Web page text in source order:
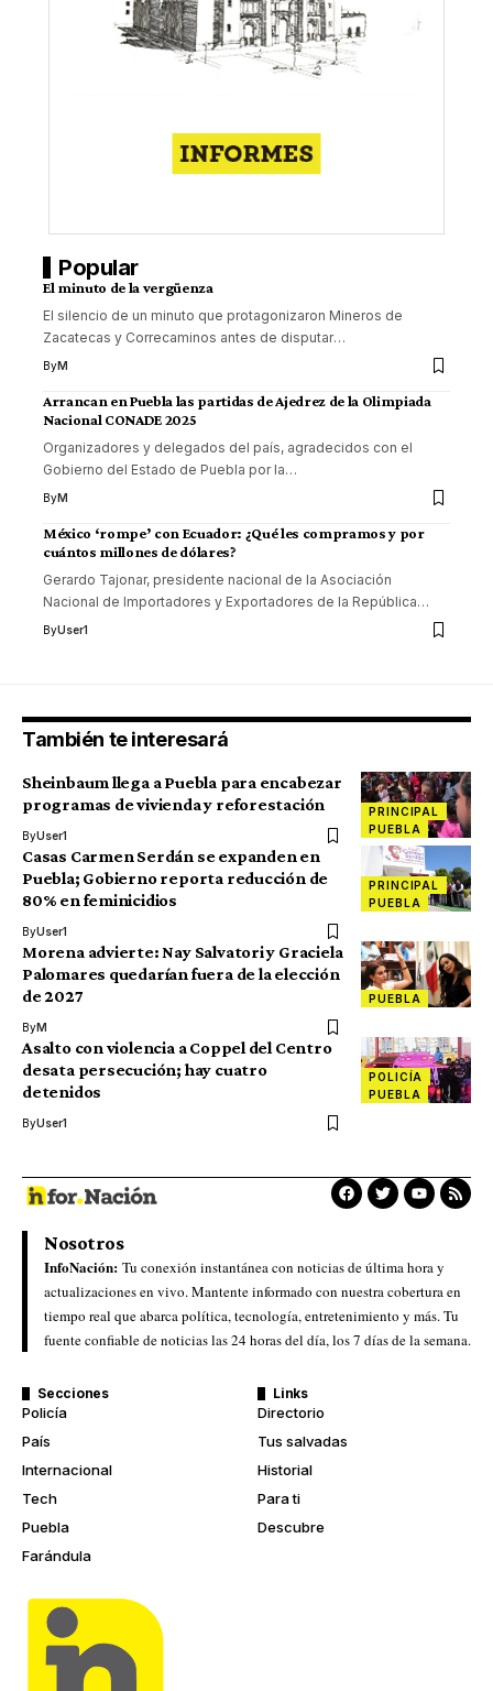
Popular
El minuto de la vergüenza
El silencio de un minuto que protagonizaron Mineros de
Zacatecas y Correcaminos antes de disputar…
ByM
Arrancan en Puebla las partidas de Ajedrez de la Olimpiada
Nacional CONADE 2025
Organizadores y delegados del país, agradecidos con el
Gobierno del Estado de Puebla por la…
ByM
México ‘rompe’ con Ecuador: ¿Qué les compramos y por
cuántos millones de dólares?
Gerardo Tajonar, presidente nacional de la Asociación
Nacional de Importadores y Exportadores de la República…
ByUser1
También te interesará
PRINCIPAL
PUEBLA
Sheinbaum llega a Puebla para encabezar
programas de vivienda y reforestación
ByUser1
PRINCIPAL
PUEBLA
Casas Carmen Serdán se expanden en
Puebla; Gobierno reporta reducción de
80% en feminicidios
ByUser1
PUEBLA
Morena advierte: Nay Salvatori y Graciela
Palomares quedarían fuera de la elección
de 2027
ByM
POLICÍA
PUEBLA
Asalto con violencia a Coppel del Centro
desata persecución; hay cuatro
detenidos
ByUser1
Nosotros
InfoNación: Tu conexión instantánea con noticias de última hora y
actualizaciones en vivo. Mantente informado con nuestra cobertura en
tiempo real que abarca política, tecnología, entretenimiento y más. Tu
fuente confiable de noticias las 24 horas del día, los 7 días de la semana.
Secciones
Policía
País
Internacional
Tech
Puebla
Farándula
Links
Directorio
Tus salvadas
Historial
Para ti
Descubre